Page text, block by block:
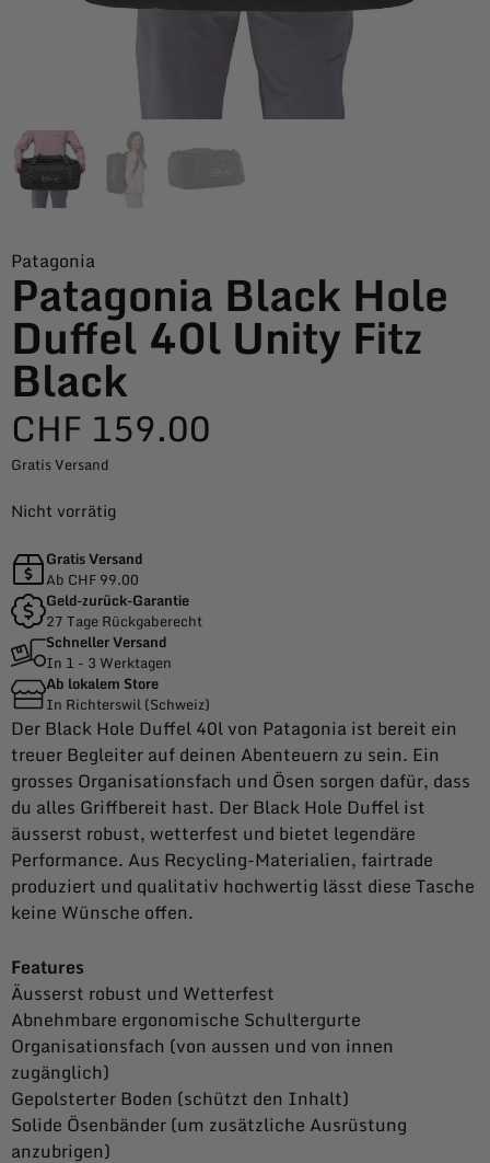
Patagonia
Patagonia Black Hole
Duffel 40l Unity Fitz
Black
CHF 159.00
Gratis Versand
Nicht vorrätig
Gratis Versand
Ab CHF 99.00
Geld-zurück-Garantie
27 Tage Rückgaberecht
Schneller Versand
In 1 - 3 Werktagen
Ab lokalem Store
In Richterswil (Schweiz)
Der Black Hole Duffel 40l von Patagonia ist bereit ein
treuer Begleiter auf deinen Abenteuern zu sein. Ein
grosses Organisationsfach und Ösen sorgen dafür, dass
du alles Griffbereit hast. Der Black Hole Duffel ist
äusserst robust, wetterfest und bietet legendäre
Performance. Aus Recycling-Materialien, fairtrade
produziert und qualitativ hochwertig lässt diese Tasche
keine Wünsche offen.
Features
Äusserst robust und Wetterfest
Abnehmbare ergonomische Schultergurte
Organisationsfach (von aussen und von innen
zugänglich)
Gepolsterter Boden (schützt den Inhalt)
Solide Ösenbänder (um zusätzliche Ausrüstung
anzubrigen)